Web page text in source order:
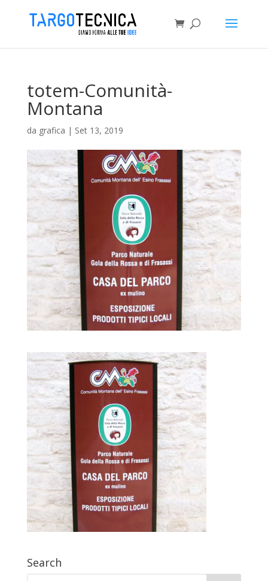
totem-Comunità-
Montana
da grafica | Set 13, 2019
Search